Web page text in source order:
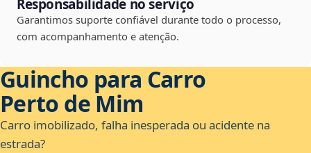
Responsabilidade no serviço
Garantimos suporte confiável durante todo o processo,
com acompanhamento e atenção.
Guincho para Carro
Perto de Mim
Carro imobilizado, falha inesperada ou acidente na
estrada?